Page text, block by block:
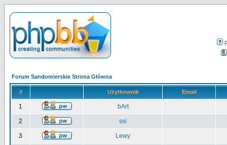
Forum Sandomierskie Strona Główna
# Użytkownik Email
1 bArt
2 ssi
3 Lewy